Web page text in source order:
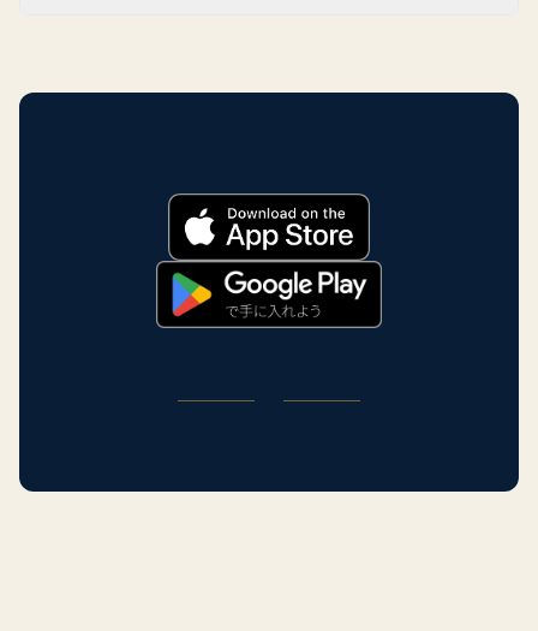
ーとして使用するのが最適です。ジェリーは
脂性肌での使用は避けましょう（よれの原因
になります）。また、ミュートなカラーリン
グの方は控えめに使用してください（低彩度
の特徴が自然に吸収できる以上の次元感を加
えてしまう可能性があります）。
素早くなじませるスピードと技術が必要で
になります。初心者や日常使いにはクリーム
がより良い選択です。長持ちが求められる場
面やインパクトのある発色が欲しいときはリ
キッドのほうが優れたパフォーマンスを発揮